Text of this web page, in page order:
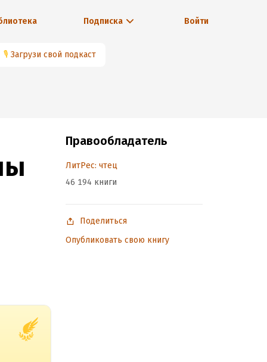
Подписка Войти
🎙 Загрузи свой подкаст
Правообладатель
ЛитРес: чтец
46 194 книги
Поделиться
Опубликовать свою книгу